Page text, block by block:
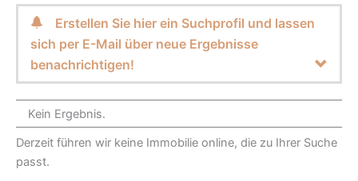
Erstellen Sie hier ein Suchprofil und lassen
sich per E-Mail über neue Ergebnisse
benachrichtigen!
Kein Ergebnis.
Derzeit führen wir keine Immobilie online, die zu Ihrer Suche
passt.